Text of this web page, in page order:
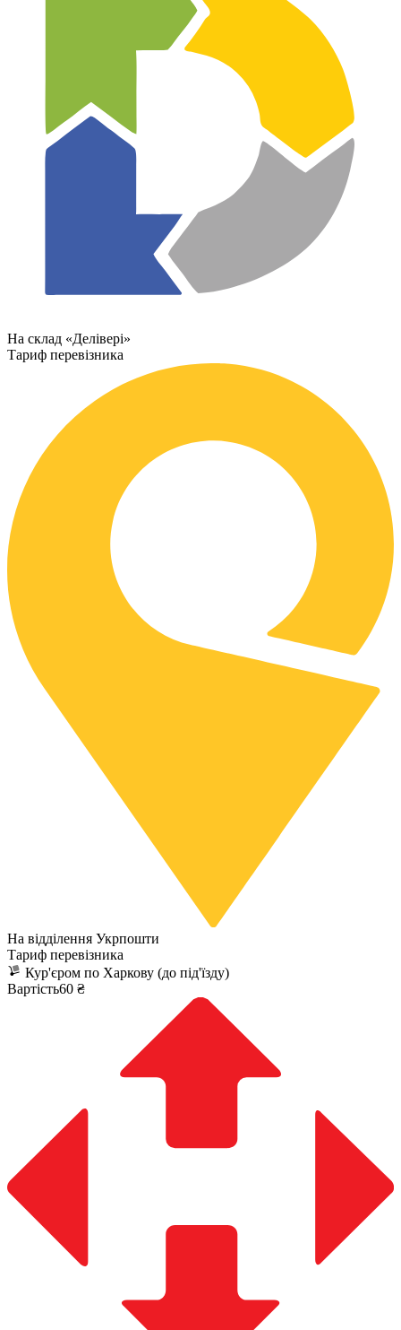
На склад «Делівері»
Тариф перевізника
На відділення Укрпошти
Тариф перевізника
Кур'єром по Харкову (до під'їзду)
Вартість60 ₴